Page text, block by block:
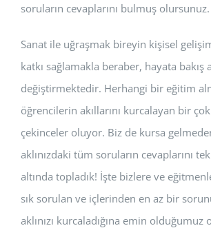
soruların cevaplarını bulmuş olursunuz.
Sanat ile uğraşmak bireyin kişisel
katkı sağlamakla beraber, hayata bakış
değiştirmektedir. Herhangi bir eğitim
öğrencilerin akıllarını kurcalayan bir
çekinceler oluyor. Biz de kursa
aklınızdaki tüm soruların cevaplarını
altında topladık! İşte bizlere ve
sık sorulan ve içlerinden en az bir
aklınızı kurcaladığına emin olduğumuz